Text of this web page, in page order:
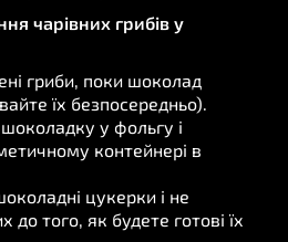
чарівних грибів у
гриби, поки шоколад
їх безпосередньо).
у фольгу і
контейнері в
цукерки і не
до того, як будете готові їх